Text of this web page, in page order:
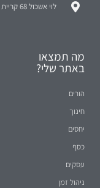
לוי אשכול 68 קריית אונו
מה תמצאו
באתר שלי?
הורים
חינוך
יחסים
כסף
עסקים
ניהול זמן